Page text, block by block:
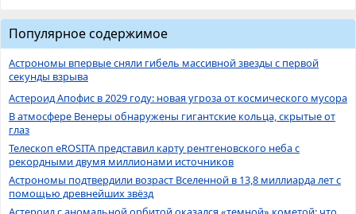
Популярное содержимое
Астрономы впервые сняли гибель массивной звезды с первой
секунды взрыва
Астероид Апофис в 2029 году: новая угроза от космического мусора
В атмосфере Венеры обнаружены гигантские кольца, скрытые от
глаз
Телескоп eROSITA представил карту рентгеновского неба с
рекордными двумя миллионами источников
Астрономы подтвердили возраст Вселенной в 13,8 миллиарда лет с
помощью древнейших звёзд